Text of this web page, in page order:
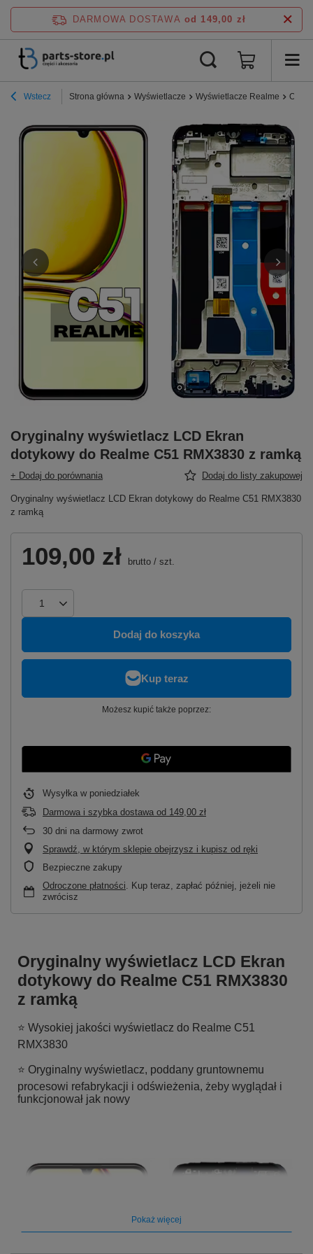
DARMOWA DOSTAWA od 149,00 zł
Wstecz Strona główna Wyświetlacze Wyświetlacze Realme
Oryginalny wyświetlacz LCD Ekran
dotykowy do Realme C51 RMX3830 z ramką
+ Dodaj do porównania Dodaj do listy zakupowej
Oryginalny wyświetlacz LCD Ekran dotykowy do Realme C51 RMX3830
z ramką
109,00 zł brutto / szt.
Dodaj do koszyka
Możesz kupić także poprzez:
Wysyłka w poniedziałek
Darmowa i szybka dostawa od 149,00 zł
30 dni na darmowy zwrot
Sprawdź, w którym sklepie obejrzysz i kupisz od ręki
Bezpieczne zakupy
Odroczone płatności . Kup teraz, zapłać później, jeżeli nie
zwrócisz
Oryginalny wyświetlacz LCD Ekran
dotykowy do Realme C51 RMX3830
z ramką
⭐ Wysokiej jakości wyświetlacz do Realme C51
RMX3830
⭐ Oryginalny wyświetlacz, poddany gruntownemu
procesowi refabrykacji i odświeżenia, żeby wyglądał i
funkcjonował jak nowy
Pokaż więcej